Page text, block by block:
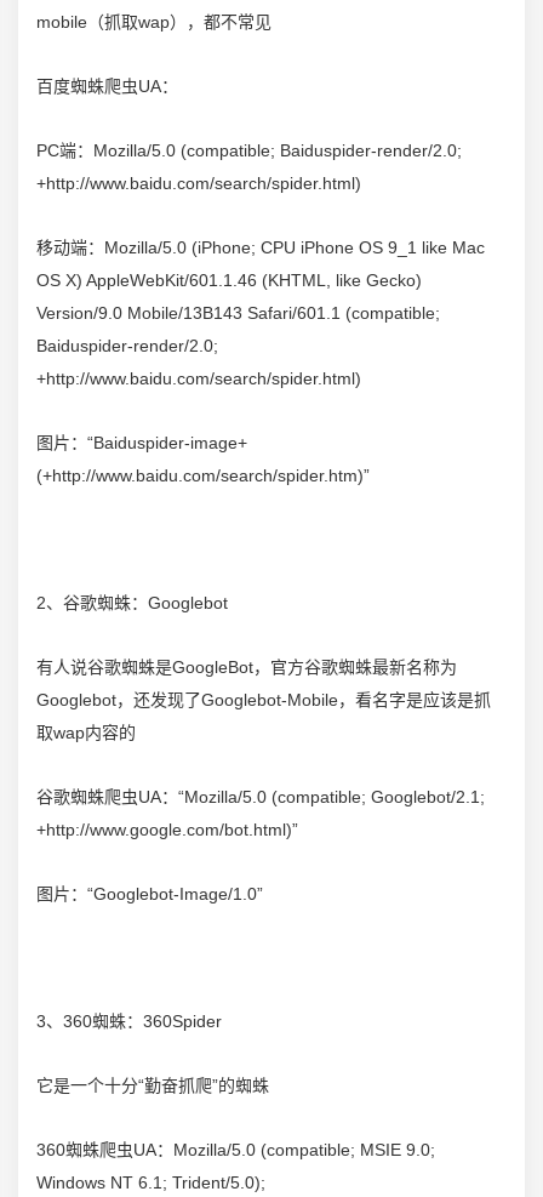
mobile（抓取wap），都不常见
百度蜘蛛爬虫UA：
PC端：Mozilla/5.0 (compatible; Baiduspider-render/2.0;
+http://www.baidu.com/search/spider.html)
移动端：Mozilla/5.0 (iPhone; CPU iPhone OS 9_1 like Mac
OS X) AppleWebKit/601.1.46 (KHTML, like Gecko)
Version/9.0 Mobile/13B143 Safari/601.1 (compatible;
Baiduspider-render/2.0;
+http://www.baidu.com/search/spider.html)
图片：“Baiduspider-image+
(+http://www.baidu.com/search/spider.htm)”
2、 谷歌蜘蛛：Googlebot
有人说谷歌蜘蛛是GoogleBot，官方谷歌蜘蛛最新名称为
Googlebot，还发现了Googlebot-Mobile，看名字是应该是抓
取wap内容的
谷歌蜘蛛爬虫UA：“Mozilla/5.0 (compatible; Googlebot/2.1;
+http://www.google.com/bot.html)”
图片：“Googlebot-Image/1.0”
3、360蜘蛛：360Spider
它是一个十分“勤奋抓爬”的蜘蛛
360蜘蛛爬虫UA：Mozilla/5.0 (compatible; MSIE 9.0;
Windows NT 6.1; Trident/5.0);